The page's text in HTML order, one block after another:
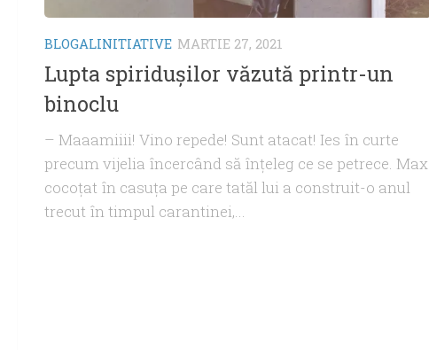
BLOGALINITIATIVE MARTIE 27, 2021
Lupta spiridușilor văzută printr-un
binoclu
– Maaamiiii! Vino repede! Sunt atacat! Ies în curte
precum vijelia încercând să înțeleg ce se petrece. Max
cocoțat în casuța pe care tatăl lui a construit-o anul
trecut în timpul carantinei,...